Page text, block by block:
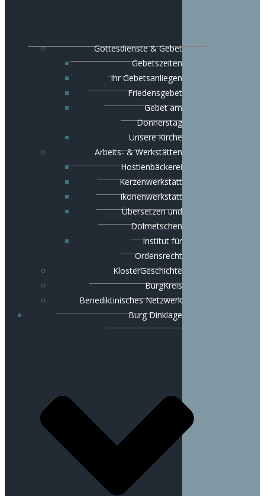
Gottesdienste & Gebet
Gebetszeiten
Ihr Gebetsanliegen
Friedensgebet
Gebet am
Donnerstag
Unsere Kirche
Arbeits- & Werkstätten
Hostienbäckerei
Kerzenwerkstatt
Ikonenwerkstatt
Übersetzen und
Dolmetschen
Institut für
Ordensrecht
KlosterGeschichte
BurgKreis
Benediktinisches Netzwerk
Burg Dinklage